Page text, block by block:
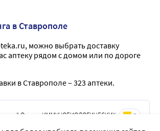
в Ставрополе
можно выбрать доставку
аптеку рядом с домом или по дороге
в Ставрополе – 323 аптеки.
Отпуск ИММУНОБИОЛОГИЧЕСКИХ
5